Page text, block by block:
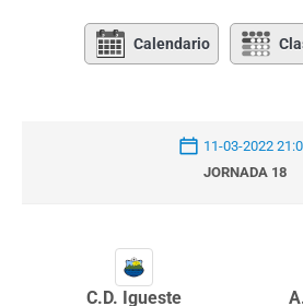
Calendario
11-03-2022
JORNADA 18
C.D. Igueste